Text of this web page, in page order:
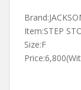
Item:STEP
Size:F